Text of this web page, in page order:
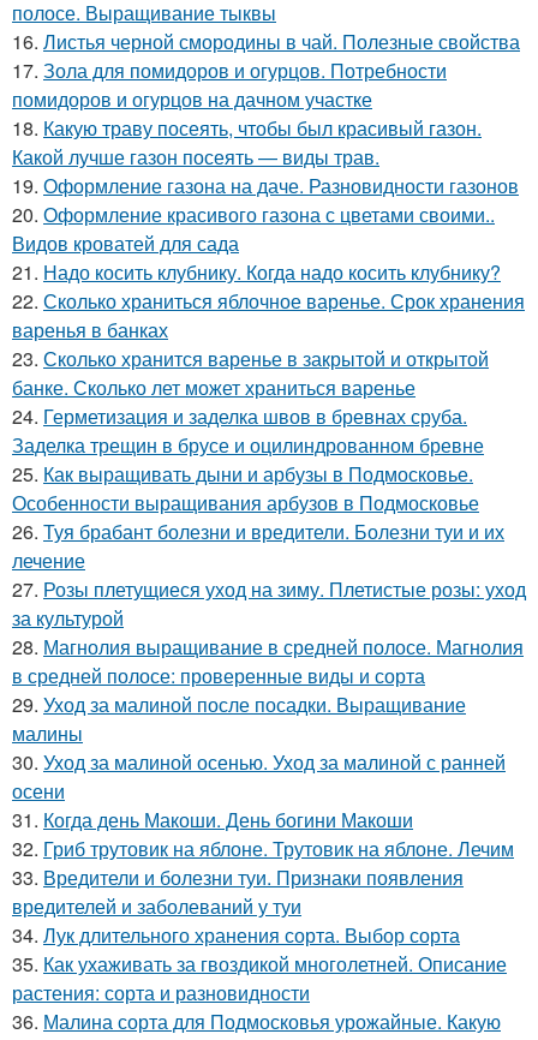
полосе. Выращивание тыквы
16. Листья черной смородины в чай. Полезные свойства
17. Зола для помидоров и огурцов. Потребности
помидоров и огурцов на дачном участке
18. Какую траву посеять, чтобы был красивый газон.
Какой лучше газон посеять — виды трав.
19. Оформление газона на даче. Разновидности газонов
20. Оформление красивого газона с цветами своими..
Видов кроватей для сада
21. Надо косить клубнику. Когда надо косить клубнику?
22. Сколько храниться яблочное варенье. Срок хранения
варенья в банках
23. Сколько хранится варенье в закрытой и открытой
банке. Сколько лет может храниться варенье
24. Герметизация и заделка швов в бревнах сруба.
Заделка трещин в брусе и оцилиндрованном бревне
25. Как выращивать дыни и арбузы в Подмосковье.
Особенности выращивания арбузов в Подмосковье
26. Туя брабант болезни и вредители. Болезни туи и их
лечение
27. Розы плетущиеся уход на зиму. Плетистые розы: уход
за культурой
28. Магнолия выращивание в средней полосе. Магнолия
в средней полосе: проверенные виды и сорта
29. Уход за малиной после посадки. Выращивание
малины
30. Уход за малиной осенью. Уход за малиной с ранней
осени
31. Когда день Макоши. День богини Макоши
32. Гриб трутовик на яблоне. Трутовик на яблоне. Лечим
33. Вредители и болезни туи. Признаки появления
вредителей и заболеваний у туи
34. Лук длительного хранения сорта. Выбор сорта
35. Как ухаживать за гвоздикой многолетней. Описание
растения: сорта и разновидности
36. Малина сорта для Подмосковья урожайные. Какую